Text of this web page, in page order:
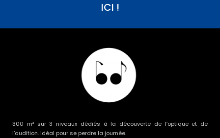
ICI !
300 m² sur 3 niveaux dédiés à la découverte de l’optique et de
l’audition. Idéal pour se perdre la journée.